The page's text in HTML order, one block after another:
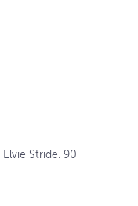
Stride. 90